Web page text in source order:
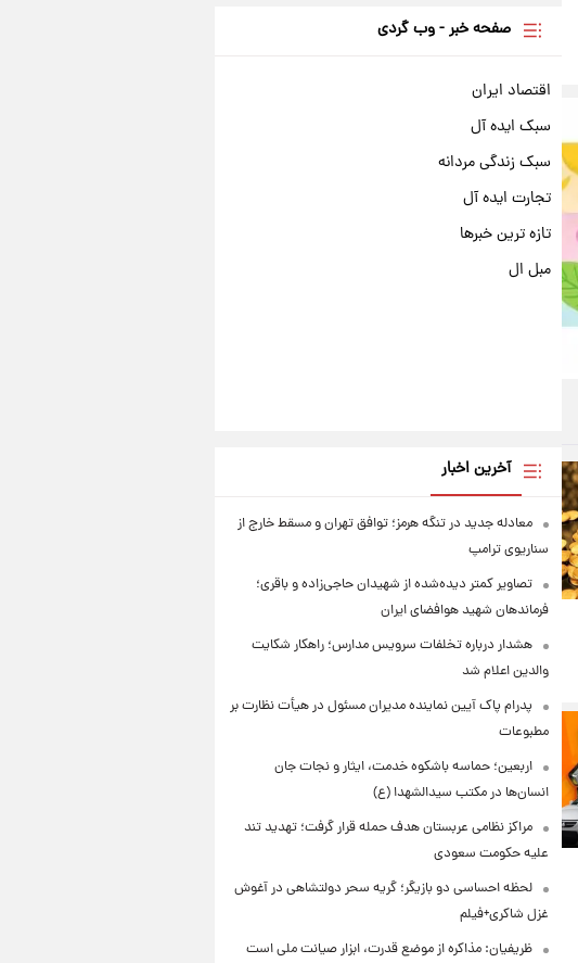
صفحه خبر - وب گردی
اقتصاد ایران
سبک ایده آل
سبک زندگی مردانه
تجارت ایده آل
تازه ترین خبرها
مبل ال
آخرین اخبار
معادله جدید در تنگه هرمز؛ توافق تهران و مسقط خارج از
سناریوی ترامپ
تصاویر کمتر دیده‌شده از شهیدان حاجی‌زاده و باقری؛
فرماندهان شهید هوافضای ایران
هشدار درباره تخلفات سرویس مدارس؛ راهکار شکایت
والدین اعلام شد
پدرام پاک آیین نماینده مدیران مسئول در هیأت نظارت بر
مطبوعات
اربعین؛ حماسه باشکوه خدمت، ایثار و نجات جان
انسان‌ها در مکتب سیدالشهدا (ع)
مراکز نظامی عربستان هدف حمله قرار گرفت؛ تهدید تند
علیه حکومت سعودی
لحظه احساسی دو بازیگر؛ گریه سحر دولتشاهی در آغوش
غزل شاکری+فیلم
ظریفیان: مذاکره از موضع قدرت، ابزار صیانت ملی است